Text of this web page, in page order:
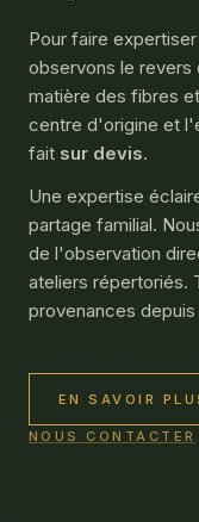
Pour faire
observons le
matière des fibres
centre d'origine et
fait sur devis.
Une expertise
partage familial.
de l'observation
ateliers répertoriés.
provenances depuis
EN SAVOIR
NOUS CONTACTER